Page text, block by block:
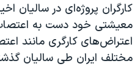
کارگران پروژه‌ای در سالیان
معیشتی خود دست به
اعتراض‌های کارگری مانند
مختلف ایران طی سالیان